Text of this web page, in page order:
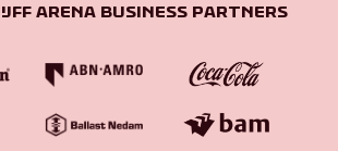
ArenA Business Partners